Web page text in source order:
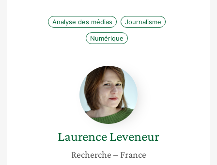
Analyse des médias Journalisme
Numérique
Laurence
Leveneur
LaurenceLeveneur
Recherche – France